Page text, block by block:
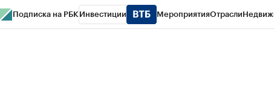
Подписка на РБК Инвестиции МероприятияОтрасли